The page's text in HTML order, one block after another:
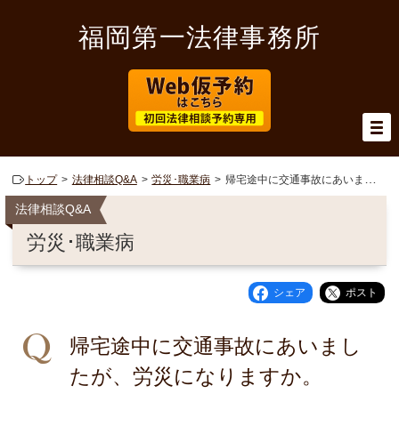
福岡第一法律事務所
トップ 法律相談Q&A 労災･職業病 帰宅途中に交通事故にあいましたが、労災になりますか。
法律相談Q&A
労災･職業病
シェア ポスト
帰宅途中に交通事故にあいまし
たが、労災になりますか。